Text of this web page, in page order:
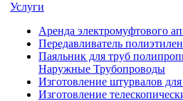
Услуги
Аренда электромуфтового
Передавливатель
Паяльник для труб
Наружные Трубопроводы
Изготовление штурвалов
Изготовление